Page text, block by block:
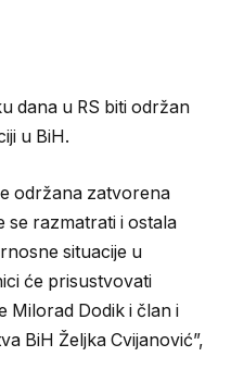
dana u RS biti održan
u BiH.
održana zatvorena
se razmatrati i ostala
situacije u
će prisustvovati
Milorad Dodik i član i
BiH Željka Cvijanović”,